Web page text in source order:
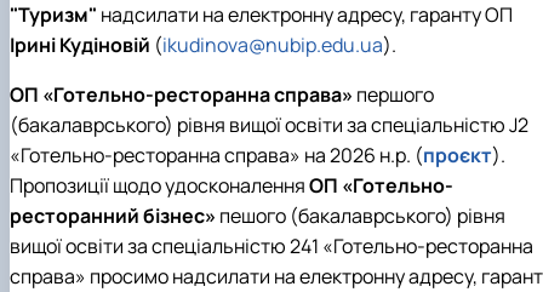
"Туризм" надсилати на електронну адресу, гаранту ОП
Ірині Кудіновій (ikudinova@nubip.edu.ua).
ОП «Готельно-ресторанна справа» першого
(бакалаврського) рівня вищої освіти за спеціальністю J2
«Готельно-ресторанна справа» на 2026 н.р. (проєкт).
Пропозиції щодо удосконаленняОП «Готельно-
ресторанний бізнес» пешого (бакалаврського) рівня
вищої освіти за спеціальністю 241 «Готельно-ресторанна
справа» просимо надсилати на електронну адресу,